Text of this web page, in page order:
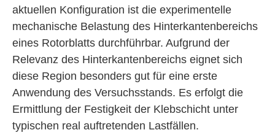
aktuellen Konfiguration ist die experimentelle
mechanische Belastung des Hinterkantenbereichs
eines Rotorblatts durchführbar. Aufgrund der
Relevanz des Hinterkantenbereichs eignet sich
diese Regi­on besonders gut für eine erste
Anwendung des Versuchsstands. Es erfolgt die
Ermittlung der Festigkeit der Klebschicht unter
typischen real auftretenden Lastfällen.